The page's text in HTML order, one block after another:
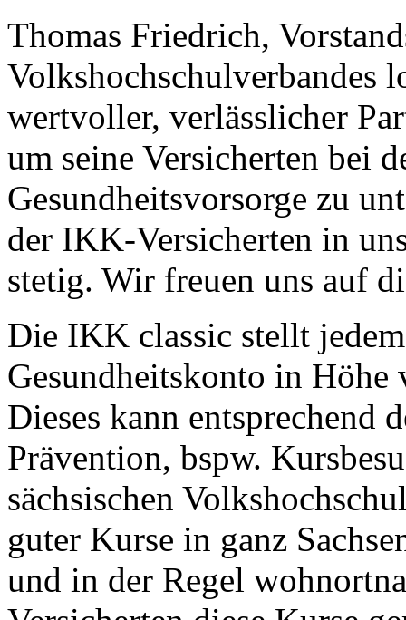
Thomas Friedrich,
Volkshochschulverbandes
wertvoller, verlässlicher
um seine Versicherten bei
Gesundheitsvorsorge zu
der IKK-Versicherten in
stetig. Wir freuen uns auf
Die IKK classic stellt
Gesundheitskonto in
Dieses kann
Prävention, bspw.
sächsischen
guter Kurse in ganz
und in der Regel